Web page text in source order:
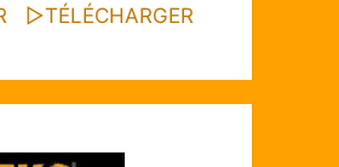
▷TÉLÉCHARGER